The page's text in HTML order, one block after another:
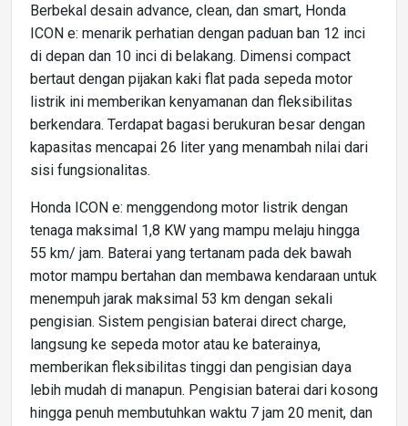
Berbekal desain advance, clean, dan smart, Honda
ICON e: menarik perhatian dengan paduan ban 12 inci
di depan dan 10 inci di belakang. Dimensi compact
bertaut dengan pijakan kaki flat pada sepeda motor
listrik ini memberikan kenyamanan dan fleksibilitas
berkendara. Terdapat bagasi berukuran besar dengan
kapasitas mencapai 26 liter yang menambah nilai dari
sisi fungsionalitas.
Honda ICON e: menggendong motor listrik dengan
tenaga maksimal 1,8 KW yang mampu melaju hingga
55 km/ jam. Baterai yang tertanam pada dek bawah
motor mampu bertahan dan membawa kendaraan untuk
menempuh jarak maksimal 53 km dengan sekali
pengisian. Sistem pengisian baterai direct charge,
langsung ke sepeda motor atau ke baterainya,
memberikan fleksibilitas tinggi dan pengisian daya
lebih mudah di manapun. Pengisian baterai dari kosong
hingga penuh membutuhkan waktu 7 jam 20 menit, dan